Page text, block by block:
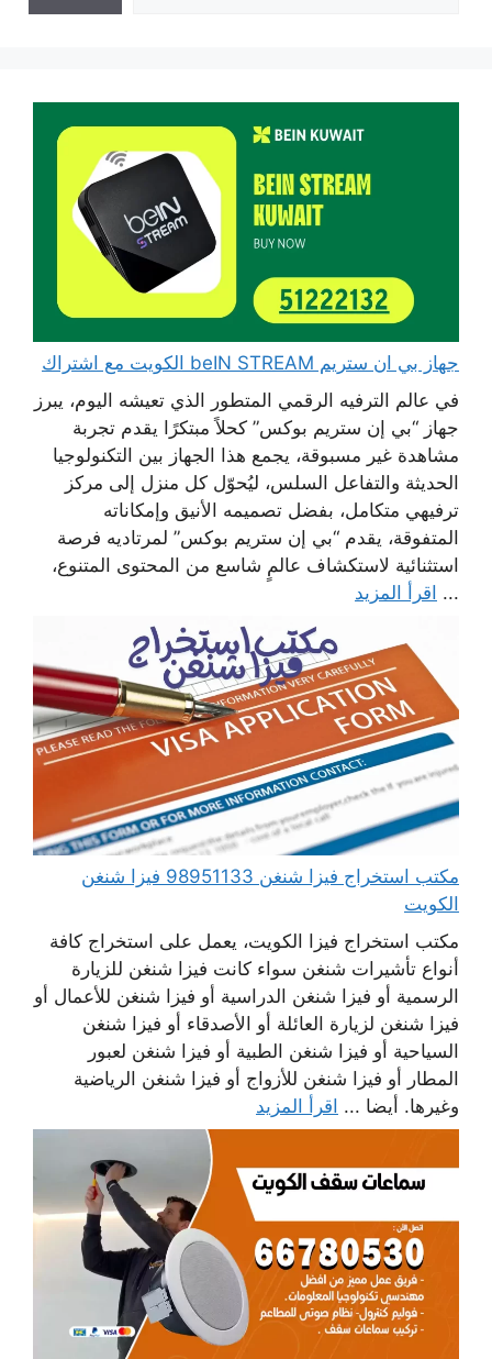
جهاز بي ان ستريم beIN STREAM الكويت مع اشتراك
في عالم الترفيه الرقمي المتطور الذي تعيشه اليوم، يبرز
جهاز “بي إن ستريم بوكس” كحلاً مبتكرًا يقدم تجربة
مشاهدة غير مسبوقة، يجمع هذا الجهاز بين التكنولوجيا
الحديثة والتفاعل السلس، ليُحوّل كل منزل إلى مركز
ترفيهي متكامل، بفضل تصميمه الأنيق وإمكاناته
المتفوقة، يقدم “بي إن ستريم بوكس” لمرتاديه فرصة
استثنائية لاستكشاف عالمٍ شاسع من المحتوى المتنوع،
... اقرأ المزيد
مكتب استخراج فيزا شنغن 98951133 فيزا شنغن
الكويت
مكتب استخراج فيزا الكويت، يعمل على استخراج كافة
أنواع تأشيرات شنغن سواء كانت فيزا شنغن للزيارة
الرسمية أو فيزا شنغن الدراسية أو فيزا شنغن للأعمال أو
فيزا شنغن لزيارة العائلة أو الأصدقاء أو فيزا شنغن
السياحية أو فيزا شنغن الطبية أو فيزا شنغن لعبور
المطار أو فيزا شنغن للأزواج أو فيزا شنغن الرياضية
وغيرها. أيضا ... اقرأ المزيد